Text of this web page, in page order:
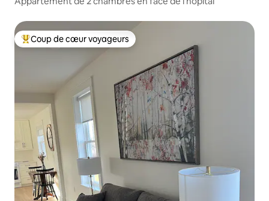
Coups de cœur voyageurs les plus appréciés
Coup de cœur voyageurs